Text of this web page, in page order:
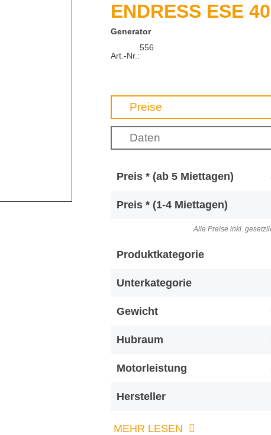
ENDRESS ESE
Generator
Art.-Nr.:
556
Preise
Daten
Preis * (ab 5 Miettagen)
Preis * (1-4 Miettagen)
Alle Preise inkl.
Produktkategorie
Unterkategorie
Gewicht
Hubraum
Motorleistung
Hersteller
MEHR LESEN